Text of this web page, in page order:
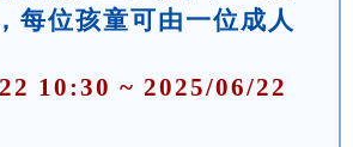
每位孩童可由一位成人
10:30 ~ 2025/06/22